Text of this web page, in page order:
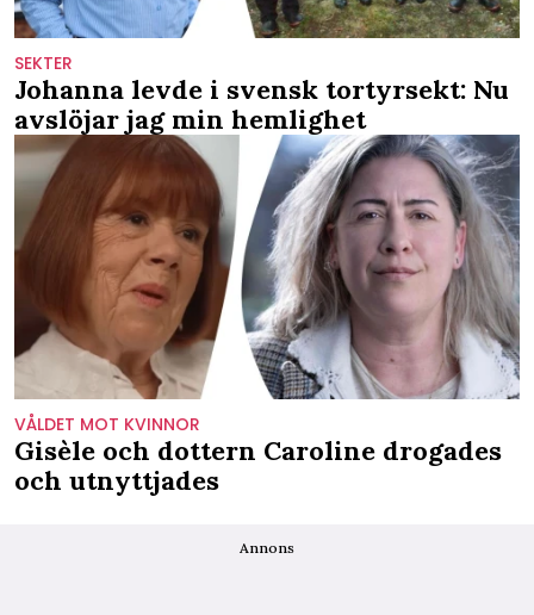
SEKTER
Johanna levde i svensk tortyrsekt: Nu
avslöjar jag min hemlighet
VÅLDET MOT KVINNOR
Gisèle och dottern Caroline drogades
och utnyttjades
Annons